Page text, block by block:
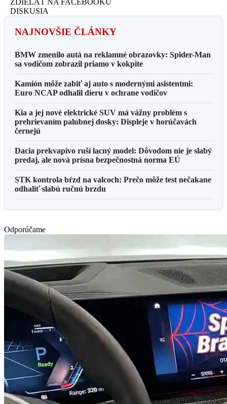
ZDIELAŤ NA FACEBOOKU
DISKUSIA
NAJNOVŠIE ČLÁNKY
BMW zmenilo autá na reklamné obrazovky: Spider-Man
sa vodičom zobrazil priamo v kokpite
Kamión môže zabiť aj auto s modernými asistentmi:
Euro NCAP odhalil dieru v ochrane vodičov
Kia a jej nové elektrické SUV má vážny problém s
prehrievaním palubnej dosky: Displeje v horúčavách
černejú
Dacia prekvapivo ruší lacný model: Dôvodom nie je slabý
predaj, ale nová prísna bezpečnostná norma EÚ
STK kontrola bŕzd na valcoch: Prečo môže test nečakane
odhaliť slabú ručnú brzdu
Odporúčame